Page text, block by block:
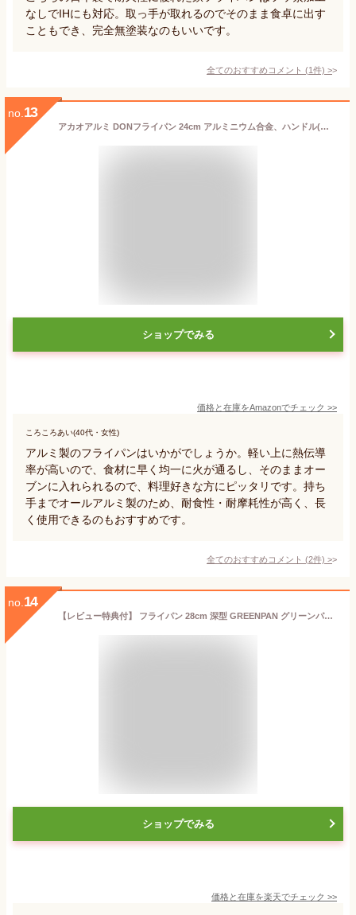
なしでIHにも対応。取っ手が取れるのでそのまま食卓に出す
こともでき、完全無塗装なのもいいです。
全てのおすすめコメント (1件) >
no. 13
アカオアルミ DONフライパン 24cm アルミニウム合金、ハンドル(アルミダイキャスト) 日本 AHL24024
ショップでみる
価格と在庫をAmazonでチェック >>
ころころあい(40代・女性)
アルミ製のフライパンはいかがでしょうか。軽い上に熱伝導
率が高いので、食材に早く均一に火が通るし、そのままオー
ブンに入れられるので、料理好きな方にピッタリです。持ち
手までオールアルミ製のため、耐食性・耐摩耗性が高く、長
く使用できるのもおすすめです。
全てのおすすめコメント (2件) >
no. 14
【レビュー特典付】 フライパン 28cm 深型 GREENPAN グリーンパン ウォックパン 28cm メイフラワー フライパン ih グリーンパン フライパン 28cm ウォックパン PFAS FREE 木製 ih対応 セラミック ガス ヘルシー 人気 熱伝導 フッ素加工なし 炒め鍋 深型 ih
ショップでみる
価格と在庫を楽天でチェック >>